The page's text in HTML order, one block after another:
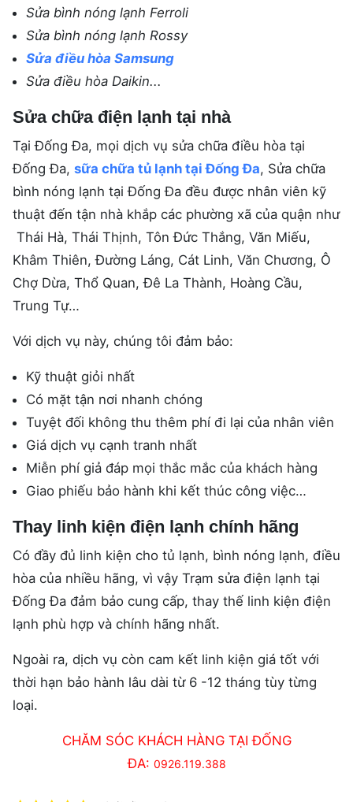
Sửa bình nóng lạnh Ferroli
Sửa bình nóng lạnh Rossy
Sửa điều hòa Samsung
Sửa điều hòa Daikin...
Sửa chữa điện lạnh tại nhà
Tại Đống Đa, mọi dịch vụ sửa chữa điều hòa tại
Đống Đa, sữa chữa tủ lạnh tại Đống Đa, Sửa chữa
bình nóng lạnh tại Đống Đa đều được nhân viên kỹ
thuật đến tận nhà khắp các phường xã của quận như
Thái Hà, Thái Thịnh, Tôn Đức Thắng, Văn Miếu,
Khâm Thiên, Đường Láng, Cát Linh, Văn Chương, Ô
Chợ Dừa, Thổ Quan, Đê La Thành, Hoàng Cầu,
Trung Tự…
Với dịch vụ này, chúng tôi đảm bảo:
Kỹ thuật giỏi nhất
Có mặt tận nơi nhanh chóng
Tuyệt đối không thu thêm phí đi lại của nhân viên
Giá dịch vụ cạnh tranh nhất
Miễn phí giả đáp mọi thắc mắc của khách hàng
Giao phiếu bảo hành khi kết thúc công việc…
Thay linh kiện điện lạnh chính hãng
Có đầy đủ linh kiện cho tủ lạnh, bình nóng lạnh, điều
hòa của nhiều hãng, vì vậy Trạm sửa điện lạnh tại
Đống Đa đảm bảo cung cấp, thay thế linh kiện điện
lạnh phù hợp và chính hãng nhất.
Ngoài ra, dịch vụ còn cam kết linh kiện giá tốt với
thời hạn bảo hành lâu dài từ 6 -12 tháng tùy từng
loại.
CHĂM SÓC KHÁCH HÀNG TẠI ĐỐNG
ĐA: 0926.119.388